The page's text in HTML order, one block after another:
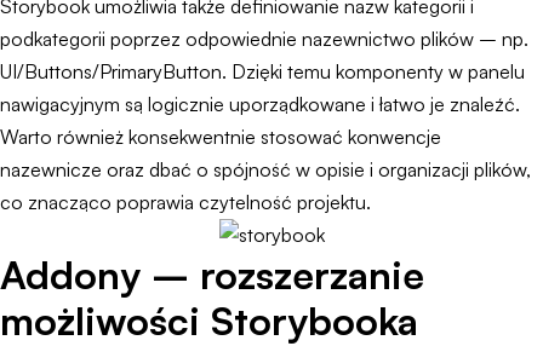
Storybook umożliwia także definiowanie nazw kategorii i
podkategorii poprzez odpowiednie nazewnictwo plików – np.
UI/Buttons/PrimaryButton. Dzięki temu komponenty w panelu
nawigacyjnym są logicznie uporządkowane i łatwo je znaleźć.
Warto również konsekwentnie stosować konwencje
nazewnicze oraz dbać o spójność w opisie i organizacji plików,
co znacząco poprawia czytelność projektu.
Addony – rozszerzanie
możliwości Storybooka